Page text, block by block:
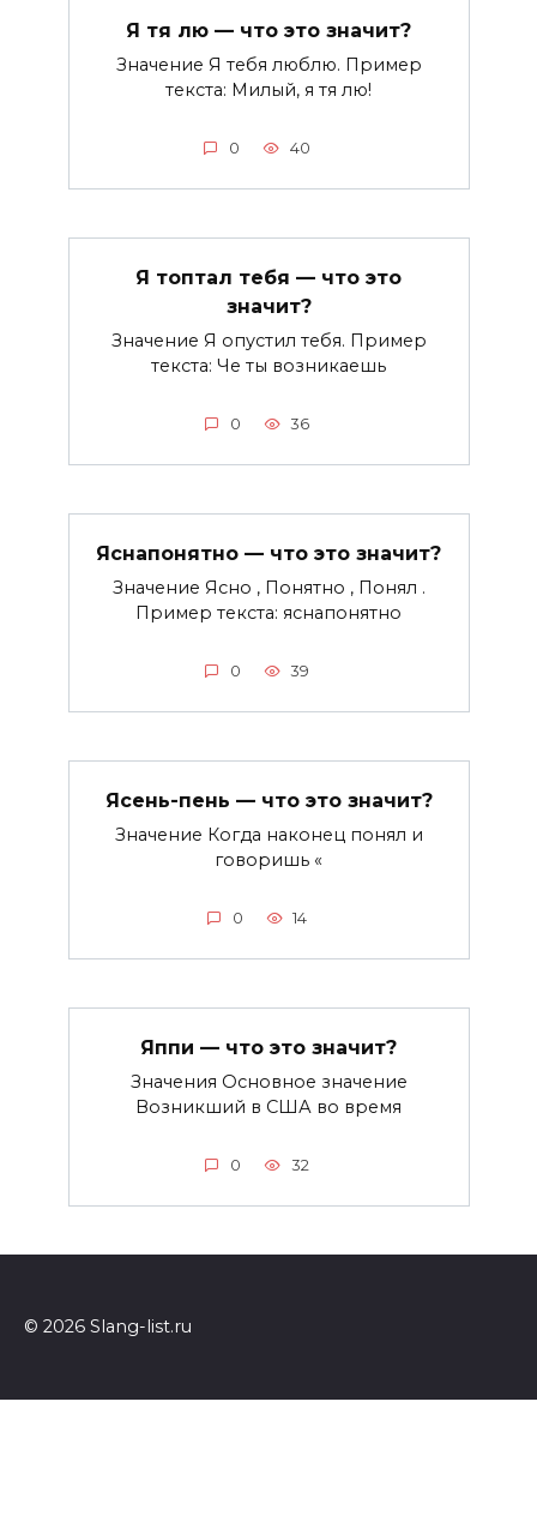
Я тя лю — что это значит?
Значение Я тебя люблю. Пример
текста: Милый, я тя лю!
0 40
Я топтал тебя — что это
значит?
Значение Я опустил тебя. Пример
текста: Че ты возникаешь
0 36
Яснапонятно — что это значит?
Значение Ясно , Понятно , Понял .
Пример текста: яснапонятно
0 39
Ясень-пень — что это значит?
Значение Когда наконец понял и
говоришь «
0 14
Яппи — что это значит?
Значения Основное значение
Возникший в США во время
0 32
© 2026 Slang-list.ru